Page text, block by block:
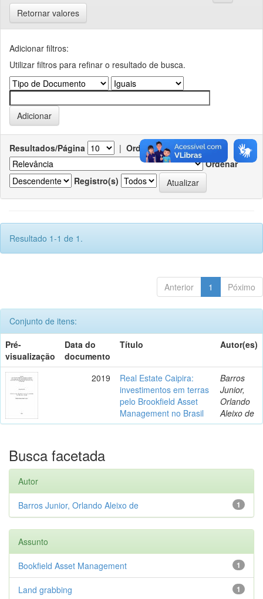
Retornar valores
Adicionar filtros:
Utilizar filtros para refinar o resultado de busca.
Resultados/Página | Ordenar registros por
Ordenar
Registro(s)
Resultado 1-1 de 1.
Anterior 1 Póximo
Conjunto de itens:
Pré-
visualização
Data do
documento
Título Autor(es)
2019
Real Estate Caipira:
investimentos em terras
pelo Brookfield Asset
Management no Brasil
Barros
Junior,
Orlando
Aleixo de
Busca facetada
Autor
1
Barros Junior, Orlando Aleixo de
Assunto
1
Bookfield Asset Management
1
Land grabbing